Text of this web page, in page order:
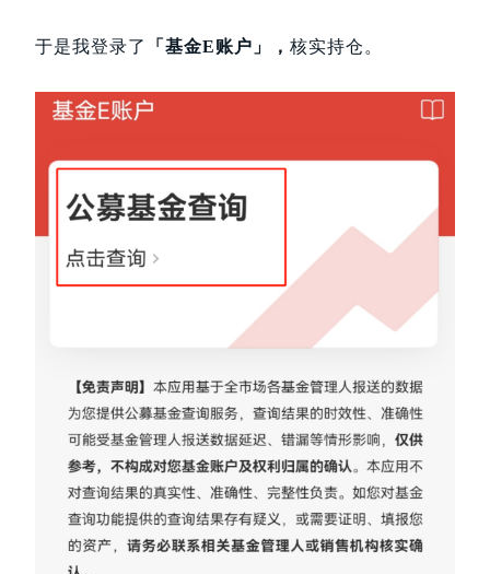
于是我登录了 「基金E账户」， 核实持仓。